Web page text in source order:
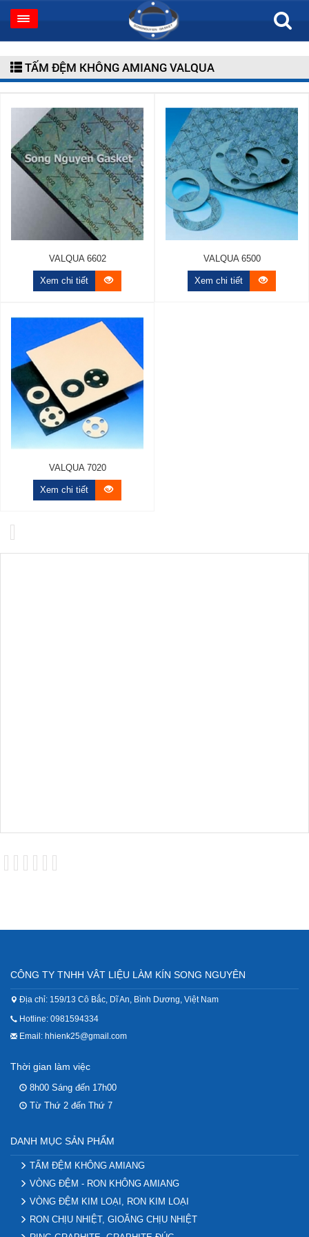
TẤM ĐỆM KHÔNG AMIANG VALQUA
VALQUA 6602
Xem chi tiết
VALQUA 6500
Xem chi tiết
VALQUA 7020
Xem chi tiết
CÔNG TY TNHH VÂT LIỆU LÀM KÍN SONG NGUYÊN
Địa chỉ: 159/13 Cô Bắc, Dĩ An, Bình Dương, Việt Nam
Hotline: 0981594334
Email: hhienk25@gmail.com
Thời gian làm việc
8h00 Sáng đến 17h00
Từ Thứ 2 đến Thứ 7
DANH MỤC SẢN PHẨM
TẤM ĐỆM KHÔNG AMIANG
VÒNG ĐỆM - RON KHÔNG AMIANG
VÒNG ĐỆM KIM LOẠI, RON KIM LOẠI
RON CHỊU NHIỆT, GIOĂNG CHỊU NHIỆT